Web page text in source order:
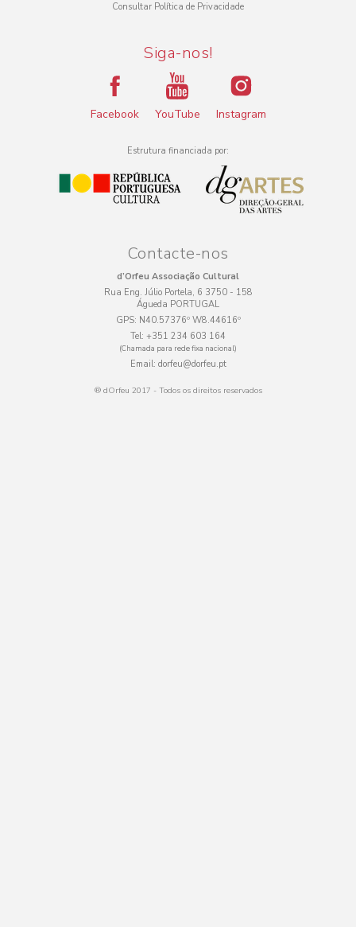
Consultar Política de Privacidade
Siga-nos!
Facebook YouTube Instagram
Estrutura financiada por:
Contacte-nos
d’Orfeu Associação Cultural
Rua Eng. Júlio Portela, 6 3750 - 158
Águeda PORTUGAL
GPS: N40.57376º W8.44616º
Tel: +351 234 603 164
(Chamada para rede fixa nacional)
Email: dorfeu@dorfeu.pt
® dOrfeu 2017 - Todos os direitos reservados